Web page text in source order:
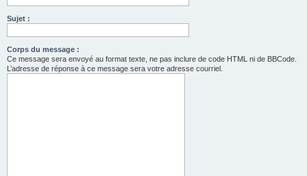
Sujet :
Corps du message :
Ce message sera envoyé au format texte, ne pas inclure de code HTML ni de BBCode.
L’adresse de réponse à ce message sera votre adresse courriel.